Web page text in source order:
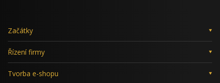
Začátky
Řízení firmy
Tvorba e-shopu